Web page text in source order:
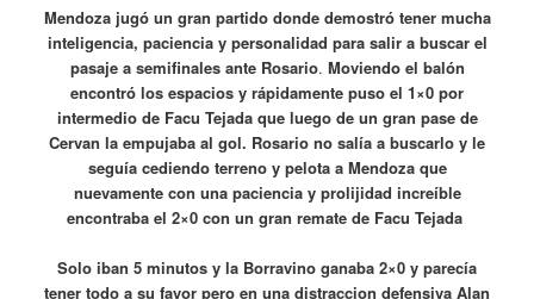
Mendoza jugó un gran partido donde demostró tener mucha
inteligencia, paciencia y personalidad para salir a buscar el
pasaje a semifinales ante Rosario. Moviendo el balón
encontró los espacios y rápidamente puso el 1×0 por
intermedio de Facu Tejada que luego de un gran pase de
Cervan la empujaba al gol. Rosario no salía a buscarlo y le
seguía cediendo terreno y pelota a Mendoza que
nuevamente con una paciencia y prolijidad increíble
encontraba el 2×0 con un gran remate de Facu Tejada
Solo iban 5 minutos y la Borravino ganaba 2×0 y parecía
tener todo a su favor pero en una distraccion defensiva Alan